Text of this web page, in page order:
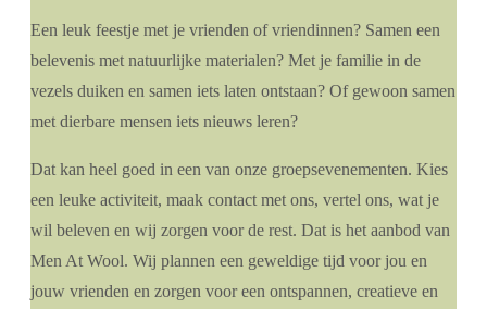
Een leuk feestje met je vrienden of vriendinnen? Samen een
belevenis met natuurlijke materialen? Met je familie in de
vezels duiken en samen iets laten ontstaan? Of gewoon samen
met dierbare mensen iets nieuws leren?
Dat kan heel goed in een van onze groepsevenementen. Kies
een leuke activiteit, maak contact met ons, vertel ons, wat je
wil beleven en wij zorgen voor de rest. Dat is het aanbod van
Men At Wool. Wij plannen een geweldige tijd voor jou en
jouw vrienden en zorgen voor een ontspannen, creatieve en